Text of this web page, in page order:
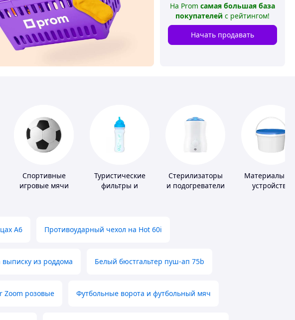
На Prom самая большая база
покупателей с рейтингом!
Начать продавать
Спортивные
игровые мячи
Туристические
фильтры и
Стерилизаторы
и подогреватели
Материалы
устройства
А6 Противоударный чехол на Hot 60i
из роддома Белый бюстгальтер пуш-ап 75b
Zoom розовые Футбольные ворота и футбольный мяч